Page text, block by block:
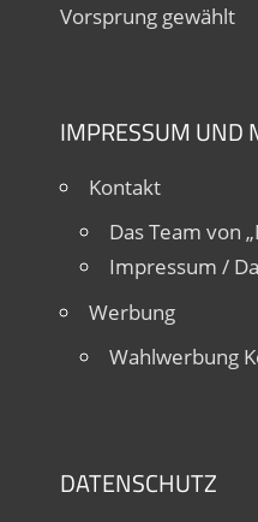
Vorsprung gewählt
IMPRESSUM UND
Kontakt
Das Team von
Impressum /
Werbung
Wahlwerbung
DATENSCHUTZ